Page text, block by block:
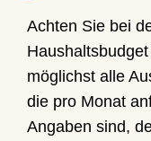
Achten Sie bei
möglichst alle
die pro Monat
Angaben sind,